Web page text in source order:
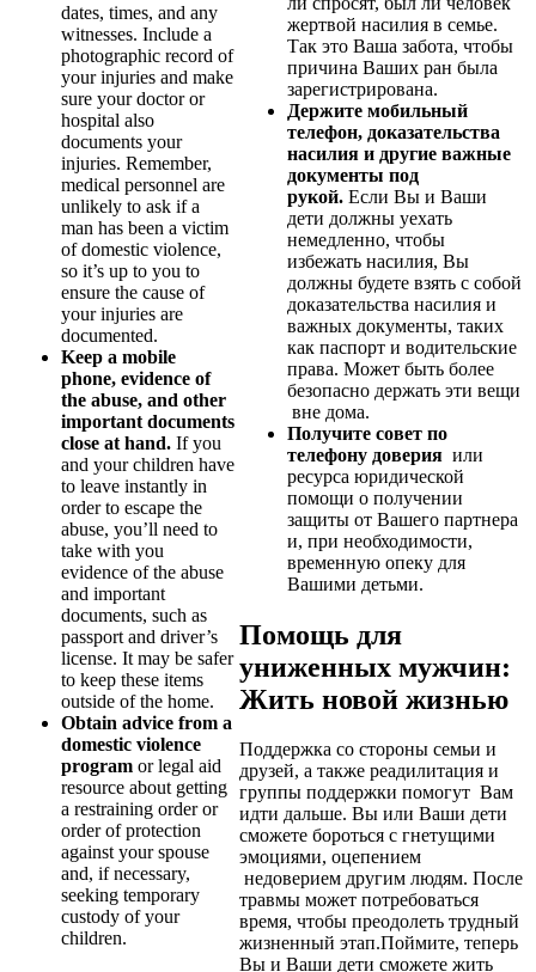
dates, times, and any
witnesses. Include a
photographic record of
your injuries and make
sure your doctor or
hospital also
documents your
injuries. Remember,
medical personnel are
unlikely to ask if a
man has been a victim
of domestic violence,
so it’s up to you to
ensure the cause of
your injuries are
documented.
Keep a mobile
phone, evidence of
the abuse, and other
important documents
close at hand. If you
and your children have
to leave instantly in
order to escape the
abuse, you’ll need to
take with you
evidence of the abuse
and important
documents, such as
passport and driver’s
license. It may be safer
to keep these items
outside of the home.
Obtain advice from a
domestic violence
program or legal aid
resource about getting
a restraining order or
order of protection
against your spouse
and, if necessary,
seeking temporary
custody of your
children.
жертвой насилия в семье.
Так это Ваша забота, чтобы
причина Ваших ран была
зарегистрирована.
Держите мобильный
телефон, доказательства
насилия и другие важные
документы под
рукой. Если Вы и Ваши
дети должны уехать
немедленно, чтобы
избежать насилия, Вы
должны будете взять с собой
доказательства насилия и
важных документы, таких
как паспорт и водительские
права. Может быть более
безопасно держать эти вещи
вне дома.
Получите совет по
телефону доверия или
ресурса юридической
помощи о получении
защиты от Вашего партнера
и, при необходимости,
временную опеку для
Вашими детьми.
Помощь для
униженных мужчин:
Жить новой жизнью
Поддержка со стороны семьи и
друзей, а также реадилитация и
группы поддержки помогут Вам
идти дальше. Вы или Ваши дети
сможете бороться с гнетущими
эмоциями, оцепением
недоверием другим людям. После
травмы может потребоваться
время, чтобы преодолеть трудный
жизненный этап.Поймите, теперь
Вы и Ваши дети сможете жить